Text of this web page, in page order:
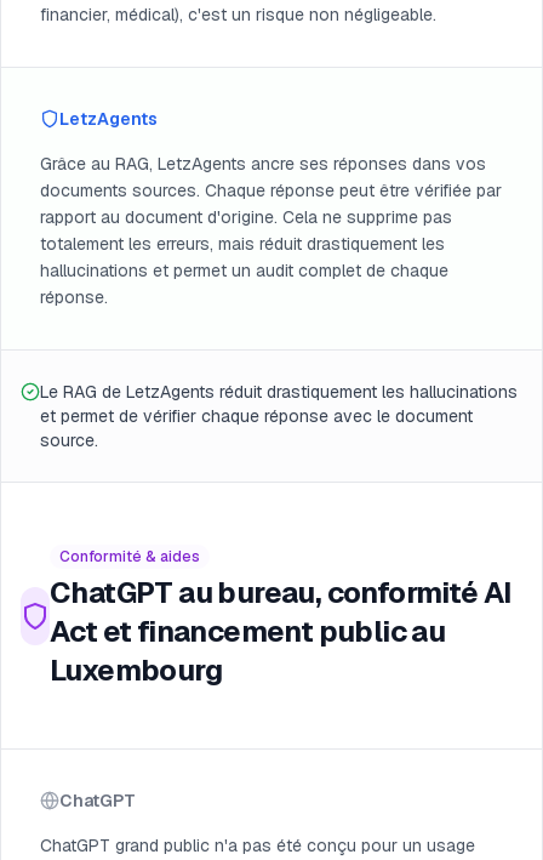
financier, médical), c'est un risque non négligeable.
LetzAgents
Grâce au RAG, LetzAgents ancre ses réponses dans vos
documents sources. Chaque réponse peut être vérifiée par
rapport au document d'origine. Cela ne supprime pas
totalement les erreurs, mais réduit drastiquement les
hallucinations et permet un audit complet de chaque
réponse.
Le RAG de LetzAgents réduit drastiquement les hallucinations
et permet de vérifier chaque réponse avec le document
source.
Conformité & aides
ChatGPT au bureau, conformité AI
Act et financement public au
Luxembourg
ChatGPT
ChatGPT grand public n'a pas été conçu pour un usage